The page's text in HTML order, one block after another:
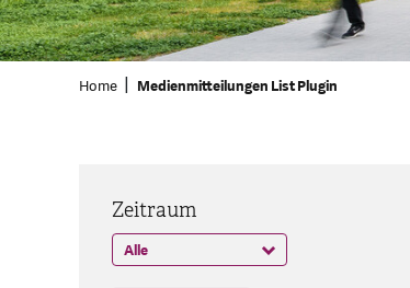
Home Medienmitteilungen List Plugin
Zeitraum